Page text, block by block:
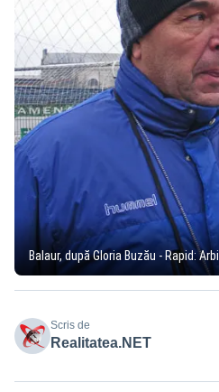
Balaur, după Gloria Buzău - Rapid:
Scris de
Realitatea.NET